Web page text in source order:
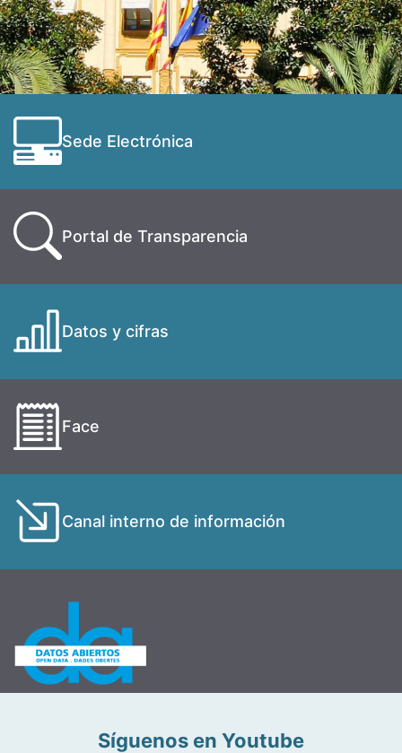
Sede Electrónica
Portal de Transparencia
Datos y cifras
Face
Canal interno de información
Síguenos en Youtube